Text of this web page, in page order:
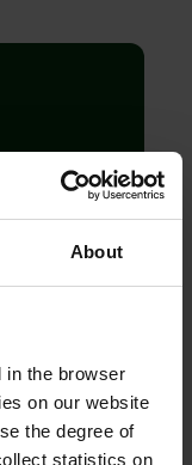
About
in the browser
on our website
the degree of
statistics on
z
danych
bez